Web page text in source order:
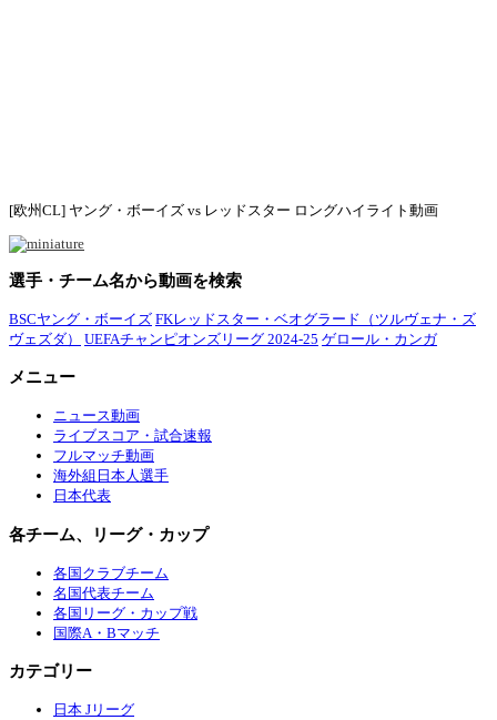
[欧州CL] ヤング・ボーイズ vs レッドスター ロングハイライト動画
選手・チーム名から動画を検索
BSCヤング・ボーイズ FKレッドスター・ベオグラード（ツルヴェナ・ズ
ヴェズダ）
UEFAチャンピオンズリーグ 2024-25 ゲロール・カンガ
メニュー
ニュース動画
ライブスコア・試合速報
フルマッチ動画
海外組日本人選手
日本代表
各チーム、リーグ・カップ
各国クラブチーム
名国代表チーム
各国リーグ・カップ戦
国際A・Bマッチ
カテゴリー
日本 Jリーグ